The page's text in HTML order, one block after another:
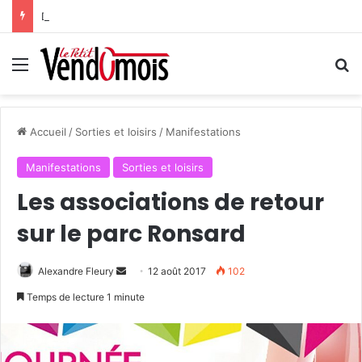
Des projets futurs pour les aidants
Menu
Accueil / Sorties et loisirs / Manifestations
Manifestations Sorties et loisirs
Les associations de retour
sur le parc Ronsard
Alexandre Fleury
y
12 août 2017 102
Temps de lecture 1 minute